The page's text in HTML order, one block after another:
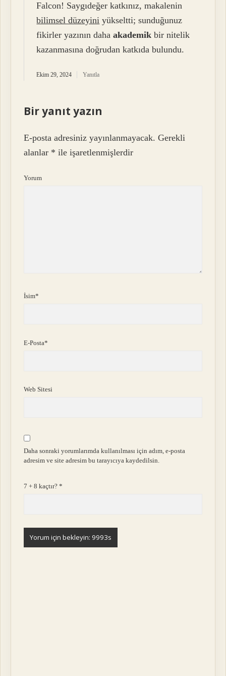
Falcon! Saygıdeğer katkınız, makalenin
bilimsel düzeyini yükseltti; sunduğunuz
fikirler yazının dahaakademik bir nitelik
kazanmasına doğrudan katkıda bulundu.
Ekim 29, 2024 Yanıtla
Bir yanıt yazın
E-posta adresiniz yayınlanmayacak. Gerekli
alanlar * ile işaretlenmişlerdir
Yorum
İsim*
E-Posta*
Web Sitesi
Daha sonraki yorumlarımda kullanılması için adım, e-posta
adresim ve site adresim bu tarayıcıya kaydedilsin.
7 + 8 kaçtır?*